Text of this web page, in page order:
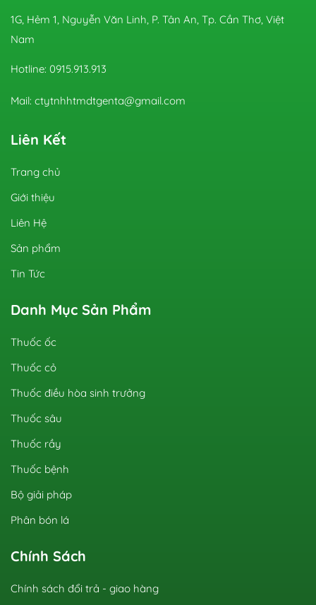
1G, Hẻm 1, Nguyễn Văn Linh, P. Tân An, Tp. Cần Thơ, Việt
Nam
Hotline: 0915.913.913
Mail: ctytnhhtmdtgenta@gmail.com
Liên Kết
Trang chủ
Giới thiệu
Liên Hệ
Sản phẩm
Tin Tức
Danh Mục Sản Phẩm
Thuốc ốc
Thuốc cỏ
Thuốc điều hòa sinh trưởng
Thuốc sâu
Thuốc rầy
Thuốc bệnh
Bộ giải pháp
Phân bón lá
Chính Sách
Chính sách đổi trả - giao hàng